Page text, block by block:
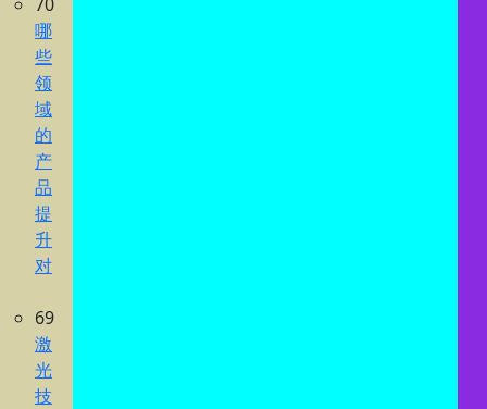
哪
些
领
域
的
产
品
提
升
对
69
激
光
技